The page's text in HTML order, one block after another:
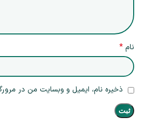
نام *
ذخیره نام، ایمیل و وبسایت من در